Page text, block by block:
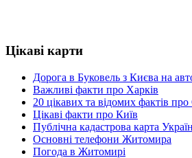
Цікаві карти
Дорога в Буковель з Києва на
Важливі факти про Харків
20 цікавих та відомих фактів
Цікаві факти про Київ
Публічна кадастрова карта
Основні телефони Житомира
Погода в Житомирі